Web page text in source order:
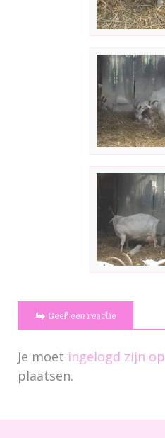
Geef een reactie
Je moet ingelogd zijn op
plaatsen.